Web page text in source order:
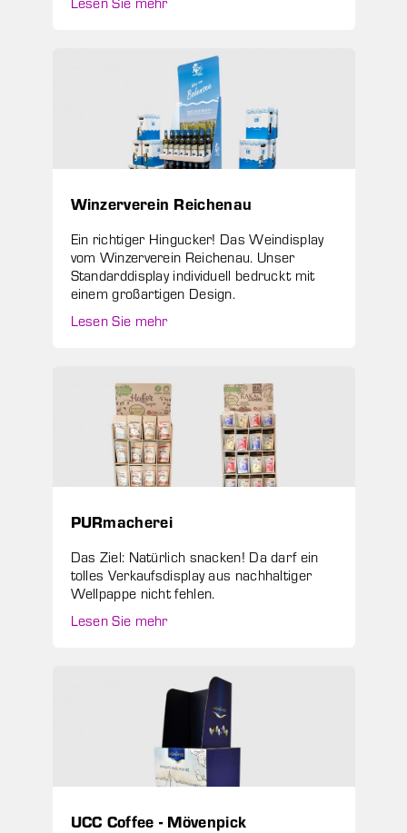
Winzerverein Reichenau
Ein richtiger Hingucker! Das Weindisplay
vom Winzerverein Reichenau. Unser
Standarddisplay individuell bedruckt mit
einem großartigen Design.
Lesen Sie mehr
PURmacherei
Das Ziel: Natürlich snacken! Da darf ein
tolles Verkaufsdisplay aus nachhaltiger
Wellpappe nicht fehlen.
Lesen Sie mehr
UCC Coffee - Mövenpick